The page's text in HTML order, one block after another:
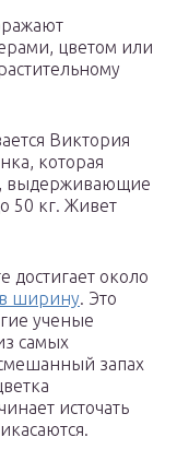
цветом или
Виктория
которая
выдерживающие
50 кг. Живет
достигает около
ширину. Это
ученые
самых
запах
источать